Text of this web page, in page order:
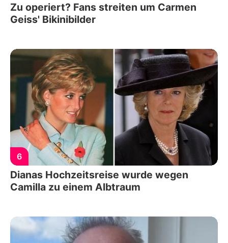
Zu operiert? Fans streiten um Carmen
Geiss' Bikinibilder
6
Dianas Hochzeitsreise wurde wegen
Camilla zu einem Albtraum